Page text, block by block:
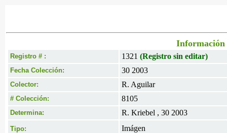
Información
Registro # : 1321 (Registro sin editar)
Fecha Colección: 30 2003
Colector: R. Aguilar
# Colección: 8105
Determina: R. Kriebel , 30 2003
Tipo: Imágen